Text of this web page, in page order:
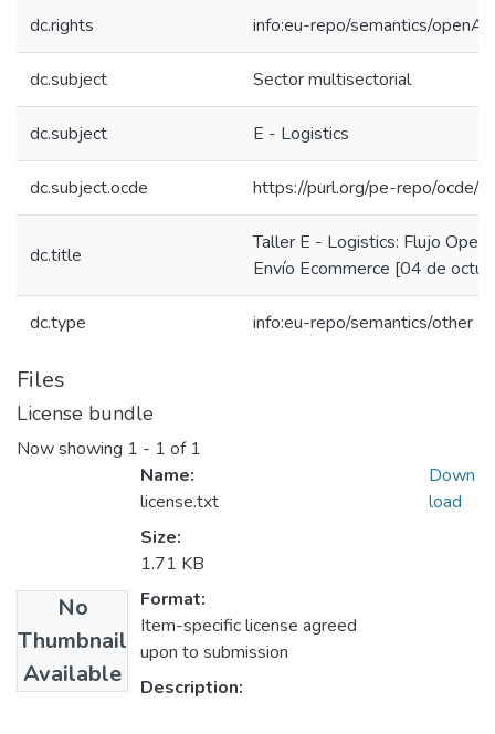
dc.rights info:eu-repo/semantics/
dc.subject Sector multisectorial
dc.subject E - Logistics
dc.subject.ocde https://purl.org/pe-repo/ocde/
dc.title
Taller E - Logistics: Flujo
Envío Ecommerce [04 de
dc.type info:eu-repo/semantics/other
Files
License bundle
Now showing 1 - 1 of 1
No
Thumbnail
Available
Name:
license.txt
Size:
1.71 KB
Format:
Item-specific license agreed
upon to submission
Description:
Down
load